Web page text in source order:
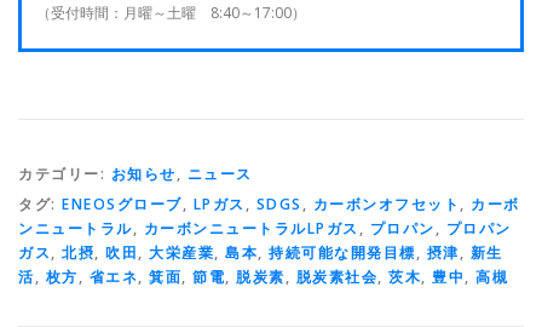
（受付時間：月曜～土曜 8:40～17:00）
カテゴリー: お知らせ, ニュース
タグ: ENEOSグローブ, LPガス , SDGS , カーボンオフセット , カーボ
ンニュートラル, カーボンニュートラルLPガス , プロパン, プロパン
ガス, 北摂, 吹田, 大栄産業, 島本, 持続可能な開発目標, 摂津, 新生
活, 枚方, 省エネ, 箕面, 節電, 脱炭素, 脱炭素社会, 茨木, 豊中, 高槻